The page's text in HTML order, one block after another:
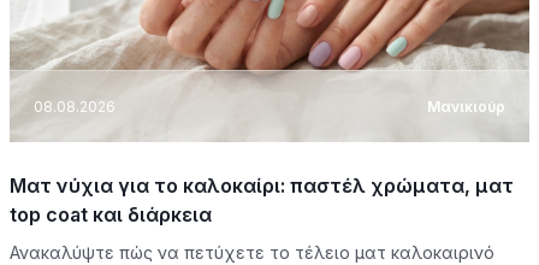
08.08.2026 Μανικιούρ
Ματ νύχια για το καλοκαίρι: παστέλ χρώματα, ματ
top coat και διάρκεια
Ανακαλύψτε πώς να πετύχετε το τέλειο ματ καλοκαιρινό